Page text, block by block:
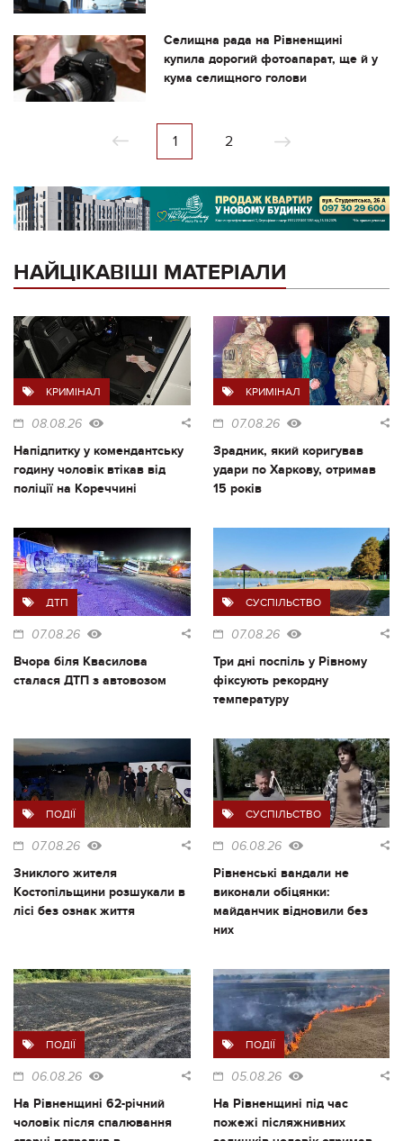
Селищна рада на Рівненщині
купила дорогий фотоапарат, ще й у
кума селищного голови
1 2
НАЙЦІКАВІШІ МАТЕРІАЛИ
КРИМІНАЛ
08.08.26
Напідпитку у комендантську
годину чоловік втікав від
поліції на Кореччині
КРИМІНАЛ
07.08.26
Зрадник, який коригував
удари по Харкову, отримав
15 років
ДТП
07.08.26
Вчора біля Квасилова
сталася ДТП з автовозом
СУСПІЛЬСТВО
07.08.26
Три дні поспіль у Рівному
фіксують рекордну
температуру
ПОДІЇ
07.08.26
Зниклого жителя
Костопільщини розшукали в
лісі без ознак життя
СУСПІЛЬСТВО
06.08.26
Рівненські вандали не
виконали обіцянки:
майданчик відновили без
них
ПОДІЇ
06.08.26
На Рівненщині 62-річний
чоловік після спалювання
ПОДІЇ
05.08.26
На Рівненщині під час
пожежі післяжнивних